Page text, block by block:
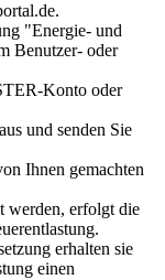
"Energie- und
Benutzer- oder
Konto oder
und senden Sie
Ihnen gemachten
werden, erfolgt die
erhalten sie
einen